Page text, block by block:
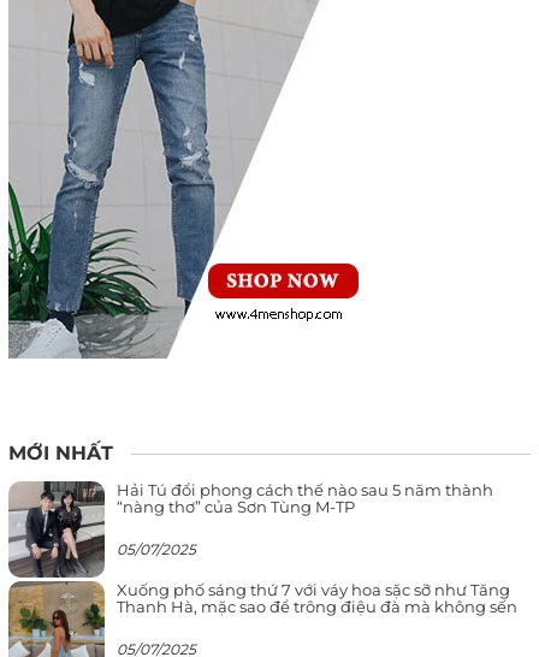
MỚI NHẤT
Hải Tú đổi phong cách thế nào sau 5 năm thành
“nàng thơ” của Sơn Tùng M-TP
05/07/2025
Xuống phố sáng thứ 7 với váy hoa sặc sỡ như Tăng
Thanh Hà, mặc sao để trông điệu đà mà không sến
05/07/2025